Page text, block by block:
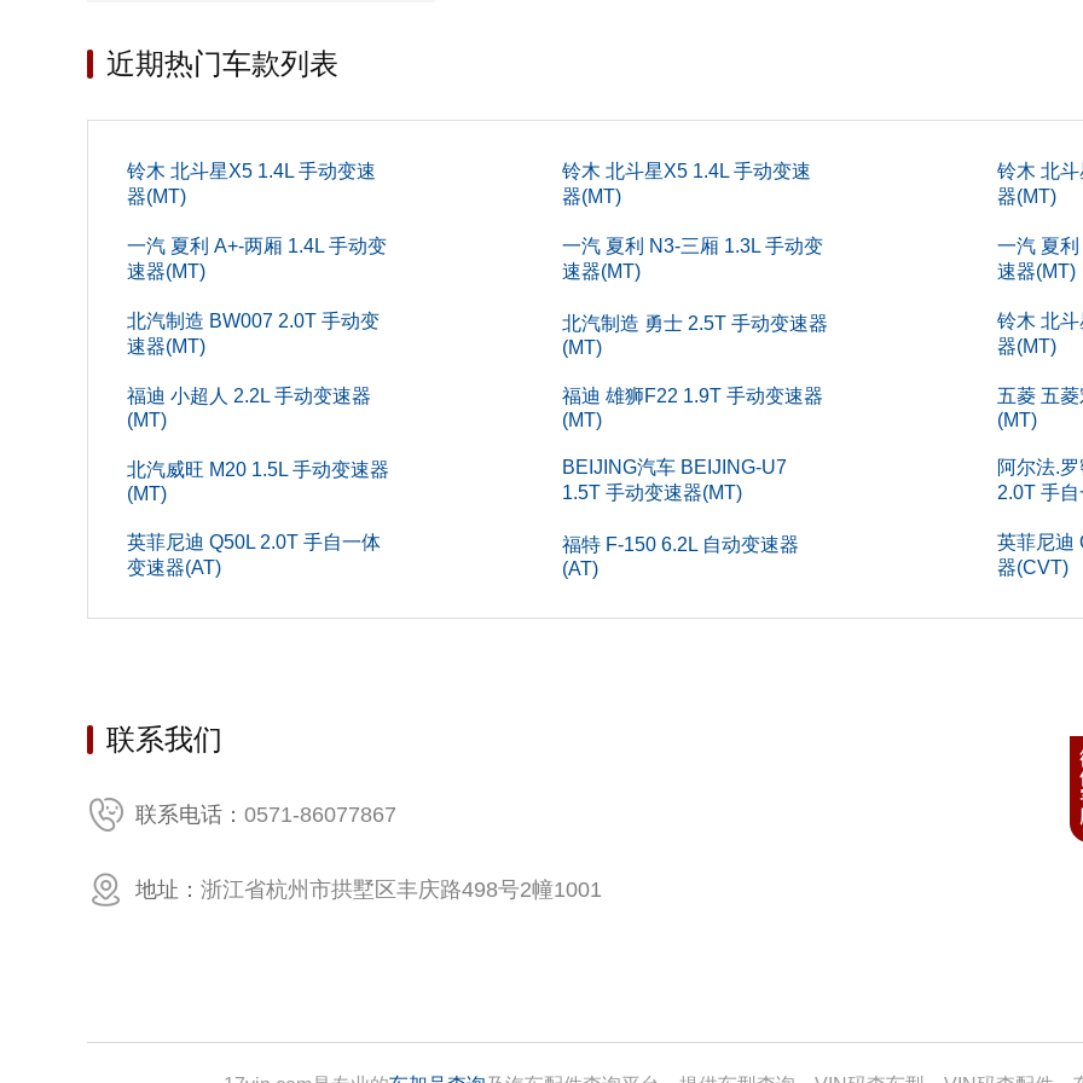
轴距(mm)
5
行李厢容积(L) 633-
5
油箱容积(L) 42
整备质量(kg) 900
行程(mm)
近期热门车款列表
铃木 北斗星X5 1.4L 手动变速
器(MT)
铃木 北斗星X5 1.4L 手动变速
器(MT)
铃木 北
器(MT)
一汽 夏利 A+-两厢 1.4L 手动变
速器(MT)
一汽 夏利 N3-三厢 1.3L 手动变
速器(MT)
一汽 夏
速器(MT)
北汽制造 BW007 2.0T 手动变
速器(MT)
北汽制造 勇士 2.5T 手动变速器
(MT)
铃木 北
器(MT)
福迪 小超人 2.2L 手动变速器
(MT)
福迪 雄狮F22 1.9T 手动变速器
(MT)
五菱 五
(MT)
北汽威旺 M20 1.5L 手动变速器
(MT)
BEIJING汽车 BEIJING-U7
1.5T 手动变速器(MT)
阿尔法.
2.0T 手
英菲尼迪 Q50L 2.0T 手自一体
变速器(AT)
福特 F-150 6.2L 自动变速器
(AT)
英菲尼迪
器(CVT)
联系我们
联系电话： 0571-86077867
地址： 浙江省杭州市拱墅区丰庆路498号2幢1001